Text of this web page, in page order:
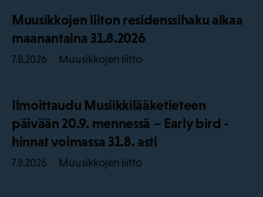
Muusikkojen liiton residenssihaku alkaa
maanantaina 31.8.2026
7.8.2026 Muusikkojen liitto
Ilmoittaudu Musiikkilääketieteen
päivään 20.9. mennessä – Early bird -
hinnat voimassa 31.8. asti
7.8.2026 Muusikkojen liitto